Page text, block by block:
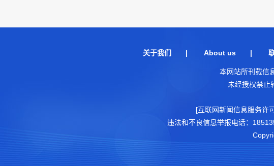
关于我们 | About us|
本网站所刊载信
未经授权禁止
[互联网新闻信息服务许
违法和不良信息举报电话：